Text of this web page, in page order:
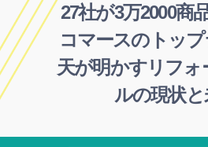
27社が3万2000商
コマースのトッ
天が明かすリフォ
ルの現状